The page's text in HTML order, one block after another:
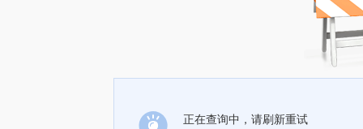
正在查询中，请刷新重试